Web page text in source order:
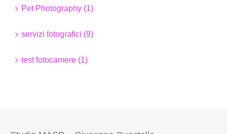
Pet Photography (1)
servizi fotografici (9)
test fotocamere (1)